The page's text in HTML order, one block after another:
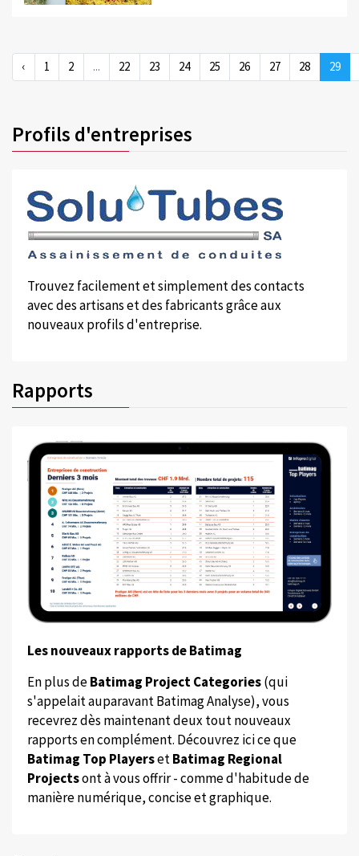
‹ 1 2 ... 22 23 24 25 26 27 28 29
Profils d'entreprises
Trouvez facilement et simplement des contacts
avec des artisans et des fabricants grâce aux
nouveaux profils d'entreprise.
Rapports
Les nouveaux rapports de Batimag
En plus deBatimag Project Categories(qui
s'appelait auparavant Batimag Analyse), vous
recevrez dès maintenant deux tout nouveaux
rapports en complément. Découvrez ici ce que
Batimag Top PlayersetBatimag Regional
Projectsont à vous offrir - comme d'habitude de
manière numérique, concise et graphique.